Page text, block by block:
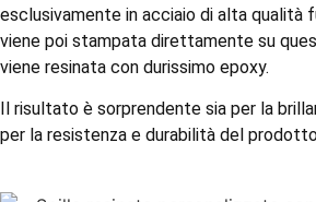
esclusivamente in acciaio di alta qualità
viene poi stampata direttamente su
viene resinata con durissimo epoxy.
Il risultato è sorprendente sia per la
per la resistenza e durabilità del